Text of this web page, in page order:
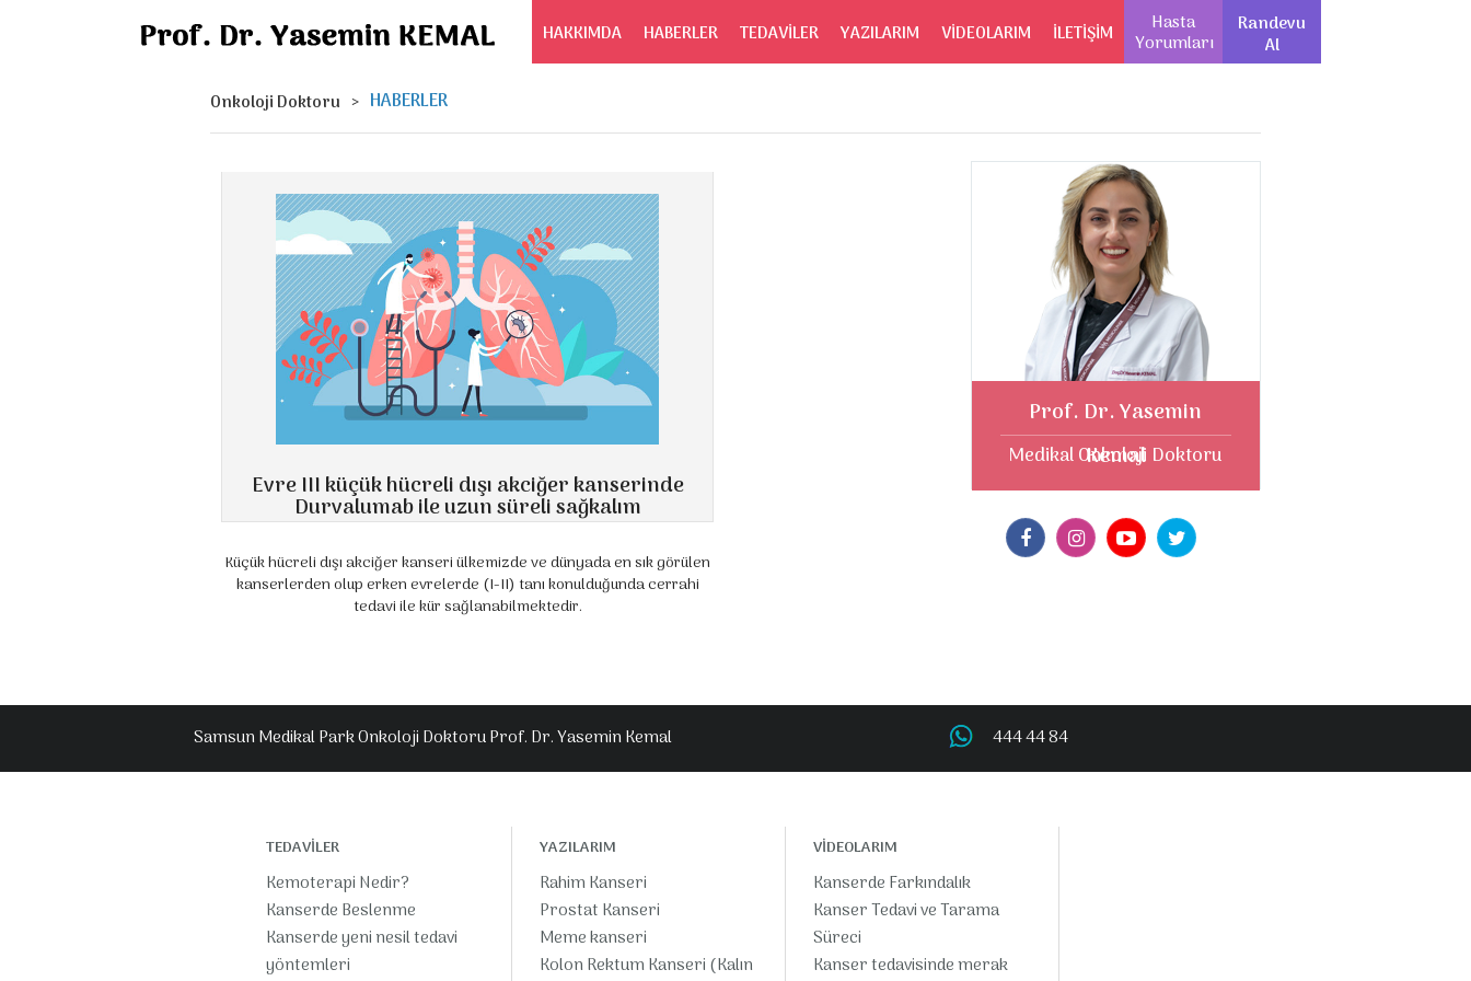
HAKKIMDA HABERLER TEDAVİLER YAZILARIM VİDEOLARIM İLETİŞİM Hasta
Yorumları
Randevu
Al
Onkoloji Doktoru HABERLER
Evre III küçük hücreli dışı akciğer kanserinde
Durvalumab ile uzun süreli sağkalım
Küçük hücreli dışı akciğer kanseri ülkemizde ve dünyada en sık görülen
kanserlerden olup erken evrelerde (I-II) tanı konulduğunda cerrahi
tedavi ile kür sağlanabilmektedir.
Prof. Dr. Yasemin
Kemal
Medikal Onkoloji Doktoru
Samsun Medikal Park Onkoloji Doktoru Prof. Dr. Yasemin Kemal 444 44 84
TEDAVİLER
Kemoterapi Nedir?
Kanserde Beslenme
Kanserde yeni nesil tedavi
yöntemleri
YAZILARIM
Rahim Kanseri
Prostat Kanseri
Meme kanseri
Kolon Rektum Kanseri (Kalın
VİDEOLARIM
Kanserde Farkındalık
Kanser Tedavi ve Tarama
Süreci
Kanser tedavisinde merak